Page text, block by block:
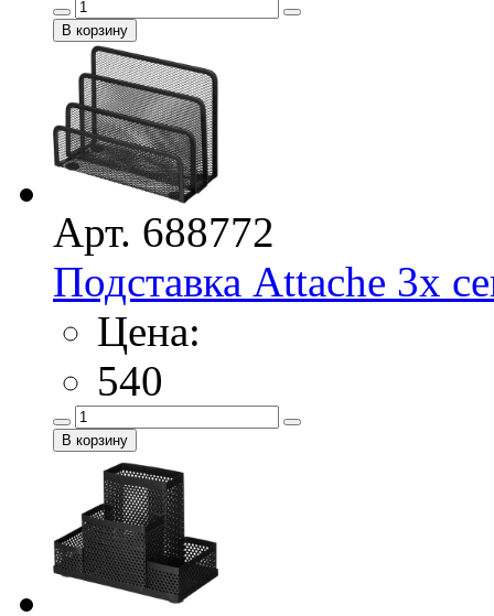
Арт. 688772
Подставка Attache 3х
Цена:
540